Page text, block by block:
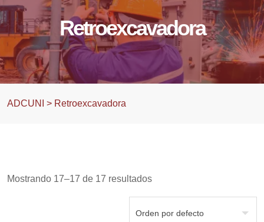
Retroexcavadora
ADCUNI > Retroexcavadora
Mostrando 17–17 de 17 resultados